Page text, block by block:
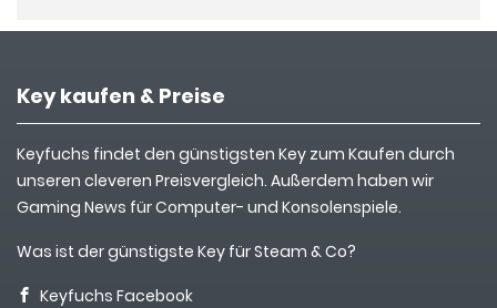
Key kaufen & Preise
Keyfuchs findet den günstigsten Key zum Kaufen durch
unseren cleveren Preisvergleich. Außerdem haben wir
Gaming News für Computer- und Konsolenspiele.
Was ist der günstigste Key für Steam & Co?
Keyfuchs Facebook